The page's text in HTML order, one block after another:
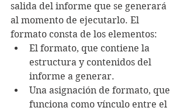
salida del informe que se generará
al momento de ejecutarlo. El
formato consta de los elementos:
El formato, que contiene la
estructura y contenidos del
informe a generar.
Una asignación de formato, que
funciona como vínculo entre el